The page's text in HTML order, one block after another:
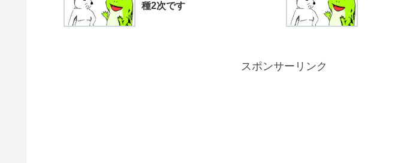
種2次です
スポンサーリンク